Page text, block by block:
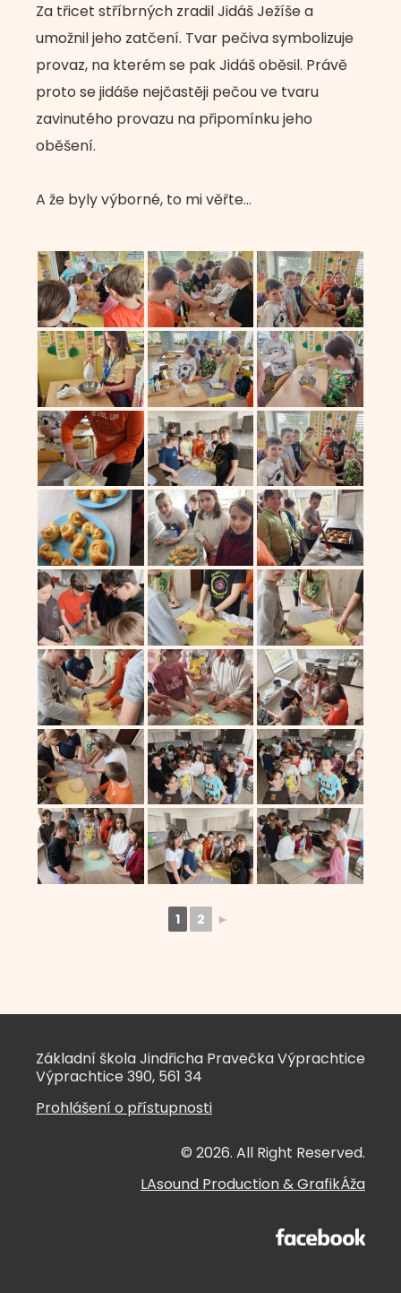
Za třicet stříbrných zradil Jidáš Ježíše a
umožnil jeho zatčení. Tvar pečiva symbolizuje
provaz, na kterém se pak Jidáš oběsil. Právě
proto se jidáše nejčastěji pečou ve tvaru
zavinutého provazu na připomínku jeho
oběšení.
A že byly výborné, to mi věřte…
1 2 ►
Základní škola Jindřicha Pravečka Výprachtice
Výprachtice 390, 561 34
Prohlášení o přístupnosti
© 2026. All Right Reserved.
LAsound Production&GrafikÁža